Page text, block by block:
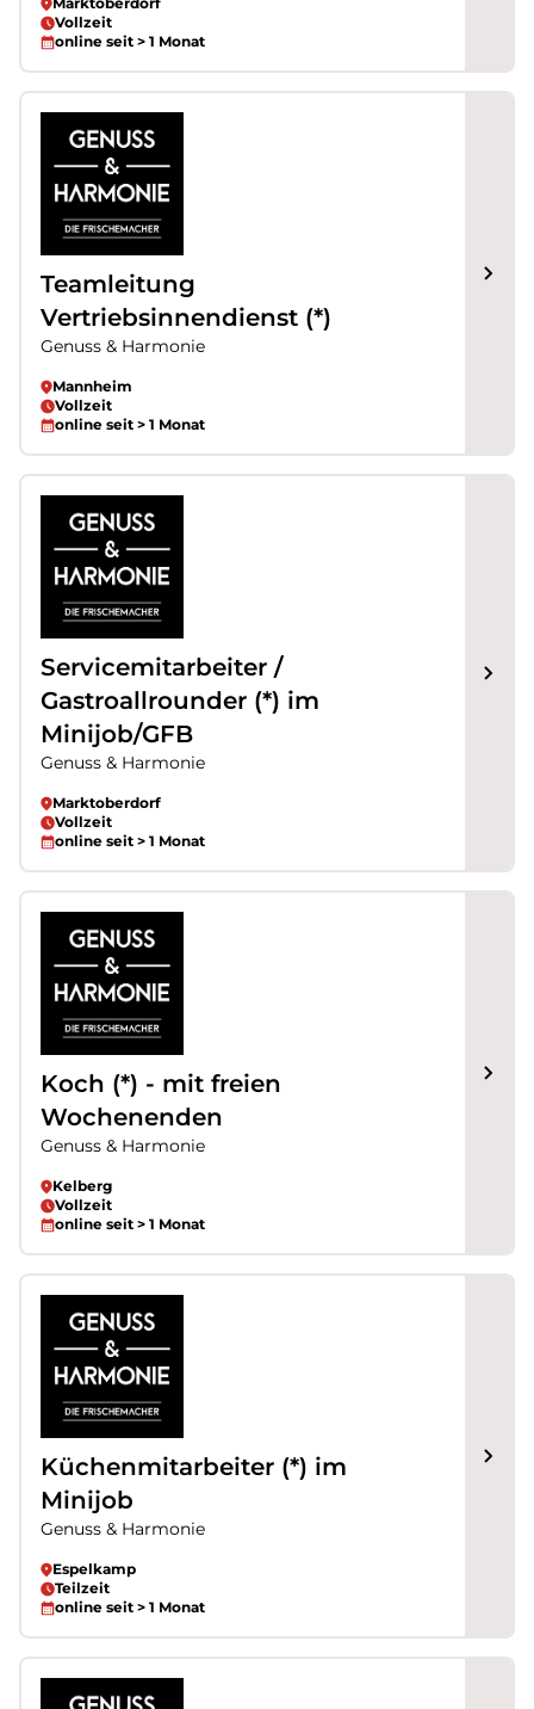
Vollzeit
online seit > 1 Monat
Teamleitung
Vertriebsinnendienst (*)
Genuss & Harmonie
Mannheim
Vollzeit
online seit > 1 Monat
Servicemitarbeiter /
Gastroallrounder (*) im
Minijob/GFB
Genuss & Harmonie
Marktoberdorf
Vollzeit
online seit > 1 Monat
Koch (*) - mit freien
Wochenenden
Genuss & Harmonie
Kelberg
Vollzeit
online seit > 1 Monat
Küchenmitarbeiter (*) im
Minijob
Genuss & Harmonie
Espelkamp
Teilzeit
online seit > 1 Monat